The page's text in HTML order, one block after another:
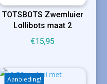
TOTSBOTS Zwemluier
Lollibots maat 2
€15,95
Aanbieding!